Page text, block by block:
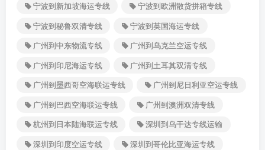
宁波到新加坡海运专线
宁波到欧洲散货拼箱专线
宁波到秘鲁双清专线
宁波到英国海运专线
广州到中东物流专线
广州到乌克兰空运专线
广州到印尼海运专线
广州到土耳其双清专线
广州到墨西哥空海联运专线
广州到尼日利亚空运专线
广州到巴西空海联运专线
广州到澳洲双清专线
杭州到日本陆海联运专线
深圳到乌干达专线运输
深圳到印度空运专线
深圳到哥伦比亚海运专线